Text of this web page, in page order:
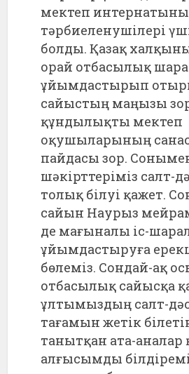
мектеп
тәрбиеленушілері
болды. Қазақ
орай отбасылық шара
ұйымдастырып
сайыстың маңызы
құндылықты мектеп
оқушыларының
пайдасы зор.
шәкірттеріміз салт-
толық білуі қажет.
сайын Наурыз
де мағыналы іс-
ұйымдастыруға
бөлеміз. Сондай-ақ
отбасылық сайысқа
ұлтымыздың салт-
тағамын жетік
танытқан ата-
алғысымды